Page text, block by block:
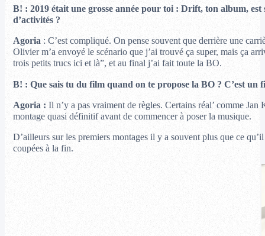
B! : 2019 était une grosse année pour toi : Drift, ton album,
d’activités ?
Agoria : C’est compliqué. On pense souvent que derrière une
Olivier m’a envoyé le scénario que j’ai trouvé ça super, mais ça
trois petits trucs ici et là”, et au final j’ai fait toute la BO.
B! : Que sais tu du film quand on te propose la BO ? C’est un
Agoria : Il n’y a pas vraiment de règles. Certains réal’ comme
montage quasi définitif avant de commencer à poser la musique.
D’ailleurs sur les premiers montages il y a souvent plus que ce
coupées à la fin.